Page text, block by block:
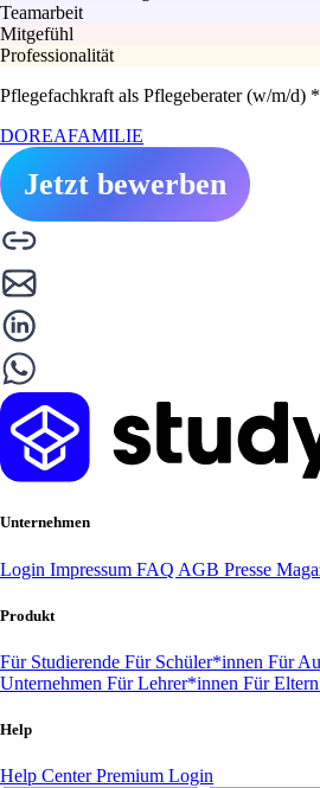
Teamarbeit
Mitgefühl
Professionalität
Pflegefachkraft als Pflegeberater (w/m/d) *
DOREAFAMILIE
Jetzt bewerben
Unternehmen
Login Impressum FAQ AGB Presse
Produkt
Für Studierende Für Schüler*innen Für
Unternehmen Für Lehrer*innen Für Eltern
Help
Help CenterPremium Login